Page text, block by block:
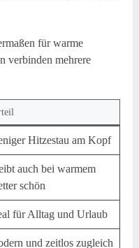
für warme
verbinden mehrere
Hitzestau am Kopf
auch bei warmem
schön
für Alltag und Urlaub
und zeitlos zugleich